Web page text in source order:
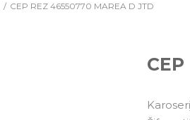
CEP REZ 46550770 MAREA D JTD